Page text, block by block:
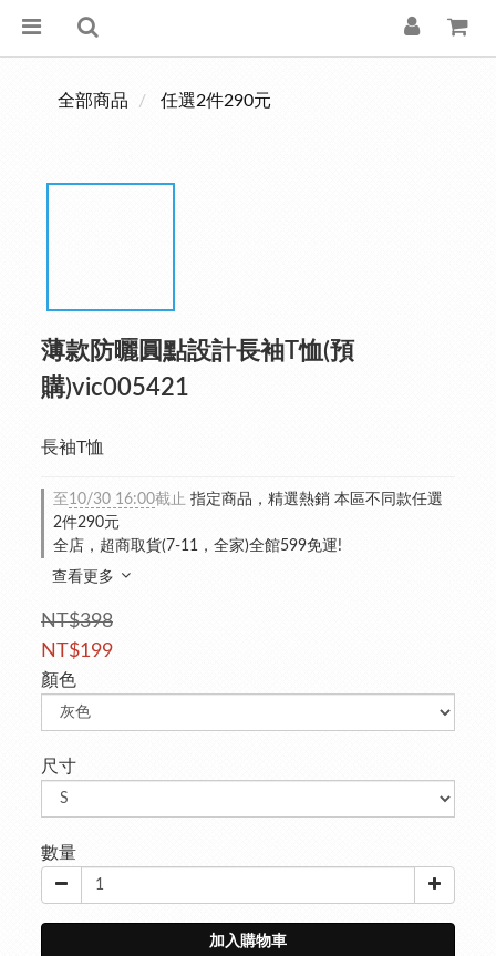
全部商品 任選2件290元
薄款防曬圓點設計長袖T恤(預
購)vic005421
長袖T恤
至 10/30 16:00截止 指定商品，精選熱銷 本區不同款任選
2件290元
全店，超商取貨(7-11，全家)全館599免運!
查看更多
NT$398
NT$199
顏色
尺寸
數量
加入購物車